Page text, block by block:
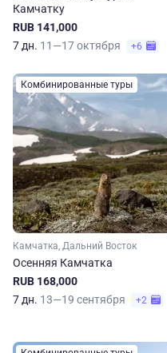
Камчатку
RUB 141,000
7 дн. 11—17 октября +6
Комбинированные туры
Камчатка, Дальний Восток
Осенняя Камчатка
RUB 168,000
7 дн. 13—19 сентября +2